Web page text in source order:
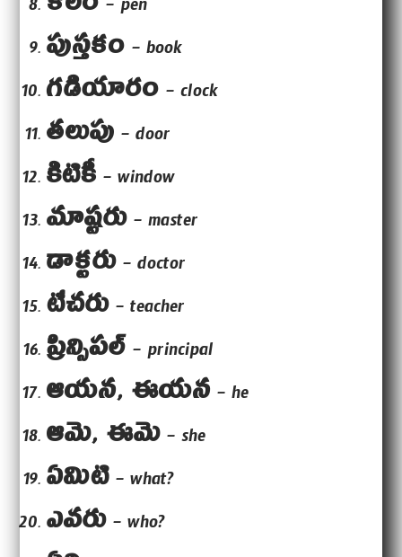
– pen
పుస్తకం – book
గడియారం – clock
తలుపు – door
కిటికీ – window
మాష్టరు – master
డాక్టరు – doctor
టీచరు – teacher
ప్రిన్సిపల్ – principal
ఆయన, ఈయన – he
ఆమె, ఈమె – she
ఏమిటి – what?
ఎవరు – who?